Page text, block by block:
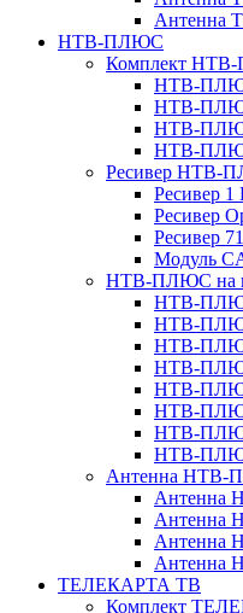
Антенна
НТВ-ПЛЮС
Комплект
НТВ-
НТВ-
НТВ-
НТВ-
Ресивер НТВ-
Ресивер 1
Ресивер
Ресивер
Модуль
НТВ-ПЛЮС на
НТВ-
НТВ-
НТВ-
НТВ-
НТВ-
НТВ-
НТВ-
НТВ-
Антенна
Антенна
Антенна
Антенна
Антенна
ТЕЛЕКАРТА ТВ
Комплект